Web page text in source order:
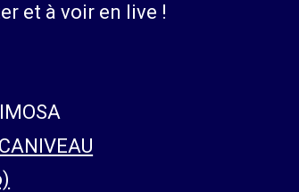
et à voir en live !
CANIVEAU